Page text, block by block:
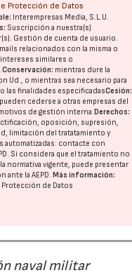
Protección de Datos
Interempresas Media, S.L.U.
Suscripción a nuestra(s)
Gestión de cuenta de usuario.
relacionados con la misma o
similares o
Conservación: mientras dure la
Ud., o mientras sea necesario para
las finalidades especificadasCesión:
cederse a otras empresas del
de gestión interna.Derechos:
oposición, supresión,
limitación del tratatamiento y
automatizadas: contacte con
. Si considera que el tratamiento no
la normativa vigente, puede presentar
ante laAEPD.Más información:
Protección de Datos
naval militar